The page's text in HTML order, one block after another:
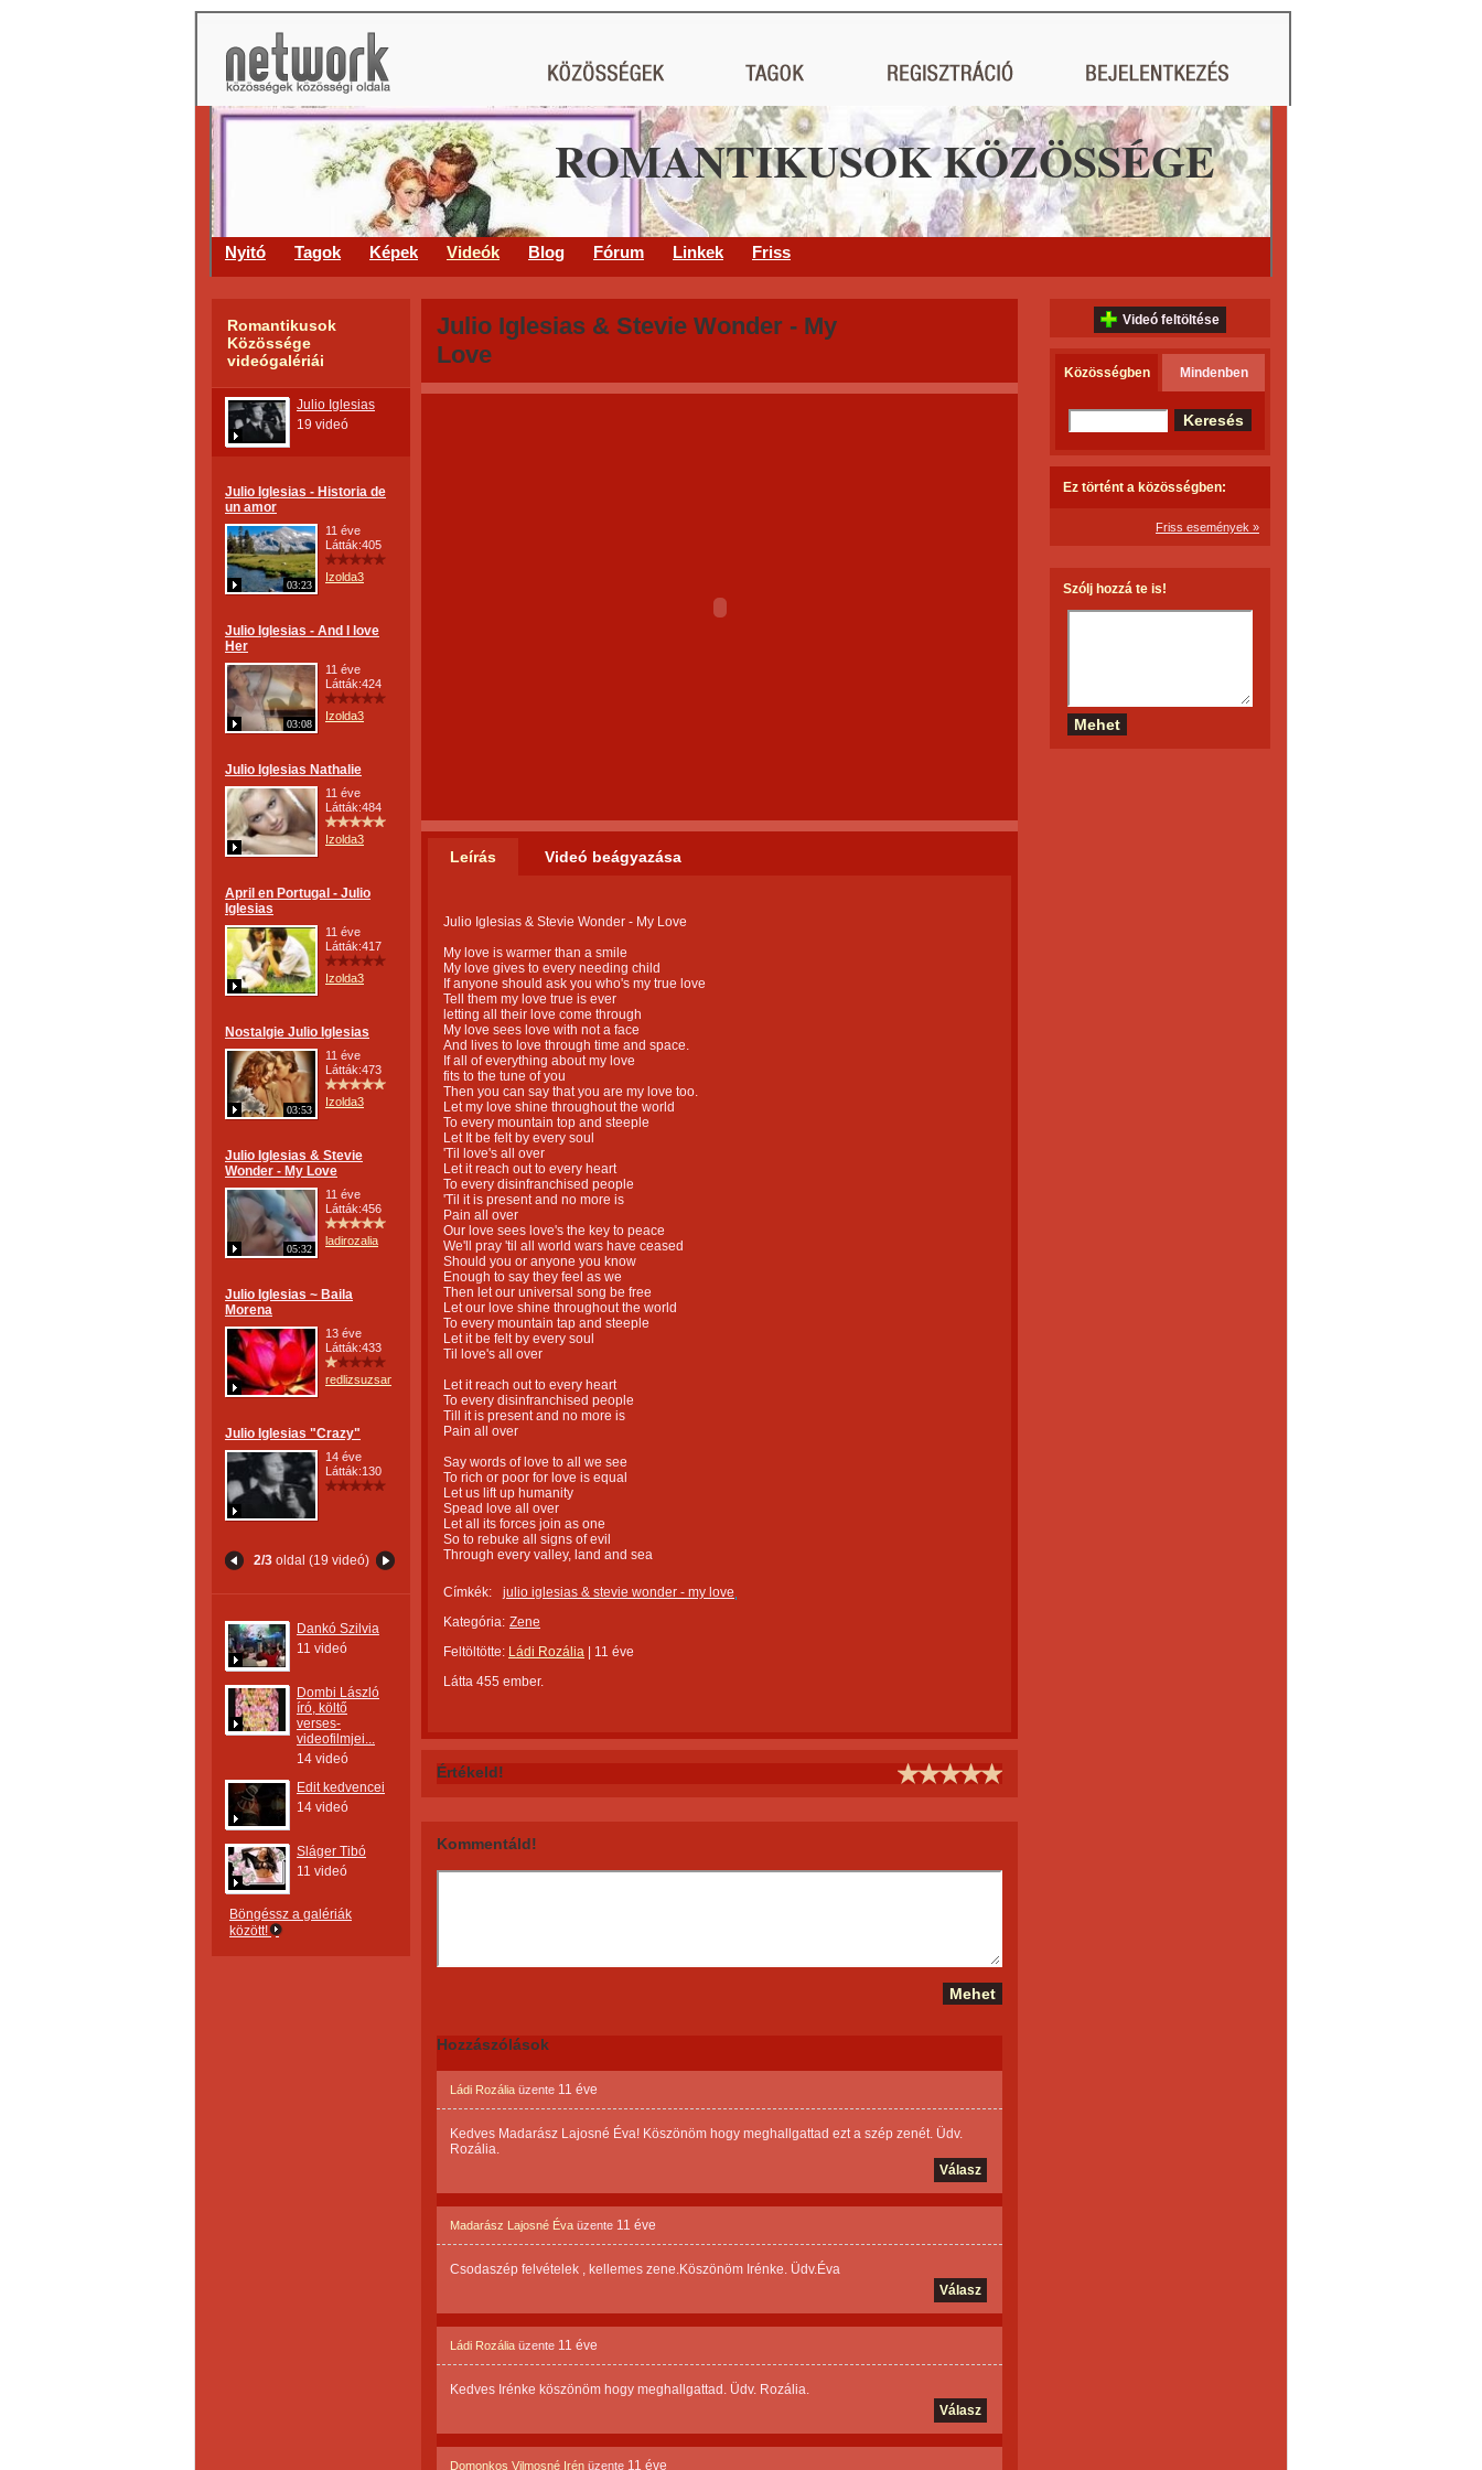
ROMANTIKUSOK KÖZÖSSÉGE
Nyitó Tagok Képek Videók Blog Fórum Linkek Friss
Romantikusok
Közössége
videógalériái
Julio Iglesias
19 videó
Julio Iglesias - Historia de
un amor
03:23
11 éve
Látták:405
Izolda3
Julio Iglesias - And I love
Her
03:08
11 éve
Látták:424
Izolda3
Julio Iglesias Nathalie
11 éve
Látták:484
Izolda3
April en Portugal - Julio
Iglesias
11 éve
Látták:417
Izolda3
Nostalgie Julio Iglesias
03:53
11 éve
Látták:473
Izolda3
Julio Iglesias & Stevie
Wonder - My Love
05:32
11 éve
Látták:456
ladirozalia
Julio Iglesias ~ Baila
Morena
13 éve
Látták:433
redlizsuzsanna
Julio Iglesias "Crazy"
14 éve
Látták:130
2/3oldal (19 videó)
Dankó Szilvia
11 videó
Dombi László
író, költő
verses-
videofilmjei...
14 videó
Edit kedvencei
14 videó
Sláger Tibó
11 videó
Böngéssz a galériák
között!
Julio Iglesias & Stevie Wonder - My
Love
Leírás Videó beágyazása
Julio Iglesias & Stevie Wonder - My Love
My love is warmer than a smile
My love gives to every needing child
If anyone should ask you who's my true love
Tell them my love true is ever
letting all their love come through
My love sees love with not a face
And lives to love through time and space.
If all of everything about my love
fits to the tune of you
Then you can say that you are my love too.
Let my love shine throughout the world
To every mountain top and steeple
Let It be felt by every soul
'Til love's all over
Let it reach out to every heart
To every disinfranchised people
'Til it is present and no more is
Pain all over
Our love sees love's the key to peace
We'll pray 'til all world wars have ceased
Should you or anyone you know
Enough to say they feel as we
Then let our universal song be free
Let our love shine throughout the world
To every mountain tap and steeple
Let it be felt by every soul
Til love's all over
Let it reach out to every heart
To every disinfranchised people
Till it is present and no more is
Pain all over
Say words of love to all we see
To rich or poor for love is equal
Let us lift up humanity
Spead love all over
Let all its forces join as one
So to rebuke all signs of evil
Through every valley, land and sea
Címkék:
julio iglesias & stevie wonder - my love
Kategória: Zene
Feltöltötte: Ládi Rozália
11 éve
Látta 455 ember.
Értékeld!
Kommentáld!
Hozzászólások
Ládi Rozália üzente 11 éve
Kedves Madarász Lajosné Éva! Köszönöm hogy meghallgattad ezt a szép zenét. Üdv.
Rozália.
Válasz
Madarász Lajosné Éva üzente 11 éve
Csodaszép felvételek , kellemes zene.Köszönöm Irénke. Üdv.Éva
Válasz
Ládi Rozália üzente 11 éve
Kedves Irénke köszönöm hogy meghallgattad. Üdv. Rozália.
Válasz
Domonkos Vilmosné Irén üzente 11 éve
Videó feltöltése
Közösségben Mindenben
Ez történt a közösségben:
Friss események »
Szólj hozzá te is!